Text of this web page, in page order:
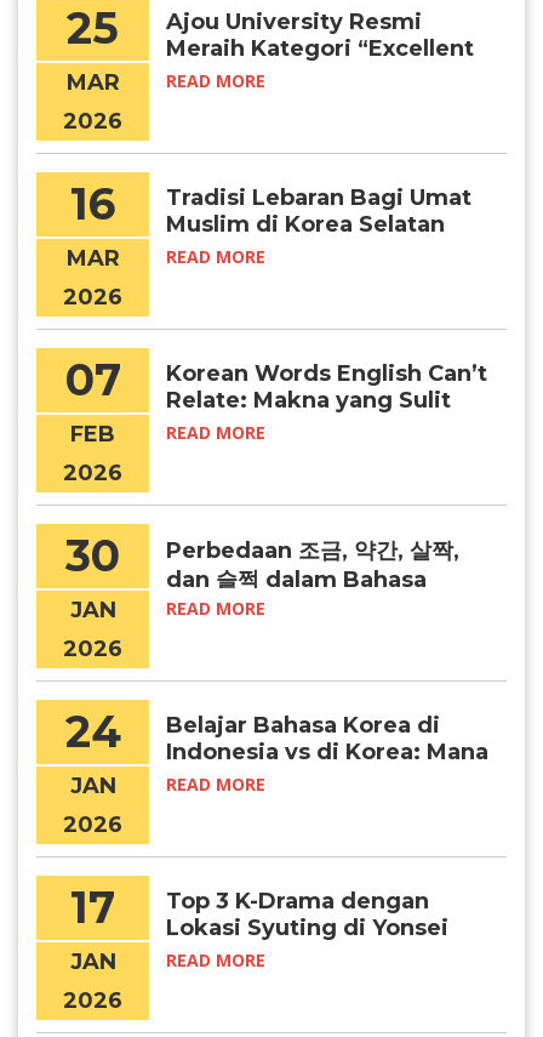
25
MAR
2026
Ajou University Resmi
Meraih Kategori “Excellent
Certified University” (IEQAS)
READ MORE
16
MAR
2026
Tradisi Lebaran Bagi Umat
Muslim di Korea Selatan
READ MORE
07
FEB
2026
Korean Words English Can’t
Relate: Makna yang Sulit
Diterjemahkan
READ MORE
30
JAN
2026
Perbedaan 조금, 약간, 살짝,
dan 슬쩍 dalam Bahasa
Korea
READ MORE
24
JAN
2026
Belajar Bahasa Korea di
Indonesia vs di Korea: Mana
yang Lebih Efektif?
READ MORE
17
JAN
2026
Top 3 K-Drama dengan
Lokasi Syuting di Yonsei
University
READ MORE